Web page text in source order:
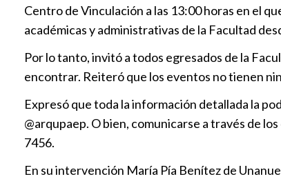
Centro de Vinculación a las 13:00 horas en el
académicas y administrativas de la Facultad
Por lo tanto, invitó a todos egresados de la
encontrar. Reiteró que los eventos no tienen
Expresó que toda la información detallada la
@arqupaep. O bien, comunicarse a través de
7456.
En su intervención María Pía Benítez de